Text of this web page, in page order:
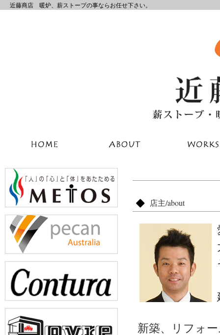
近藤商店 暖炉、薪ストーブの事ならお任せ下さい。
店主/about
新築、リフォ